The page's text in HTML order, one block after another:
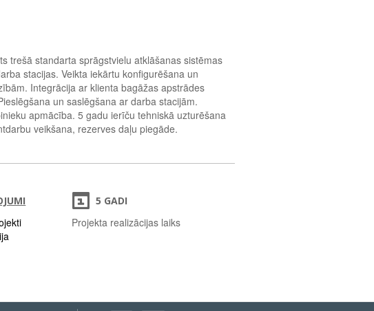
trešā standarta sprāgstvielu atklāšanas sistēmas
stacijas. Veikta iekārtu konfigurēšana un
Integrācija ar klienta bagāžas apstrādes
un saslēgšana ar darba stacijām.
apmācība. 5 gadu ierīču tehniskā uzturēšana
veikšana, rezerves daļu piegāde.
5 GADI
Projekta realizācijas laiks